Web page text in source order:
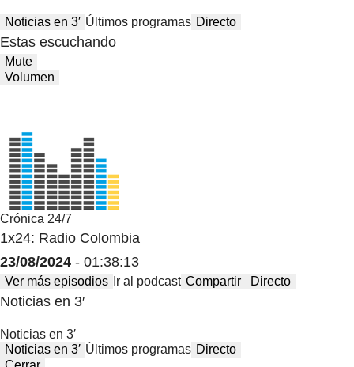
Noticias en 3′ Últimos programas Directo
Estas escuchando
Mute
Volumen
Crónica 24/7
1x24: Radio Colombia
23/08/2024 - 01:38:13
Ver más episodios Ir al podcast Compartir Directo
Noticias en 3′
Noticias en 3′
Noticias en 3′ Últimos programas Directo